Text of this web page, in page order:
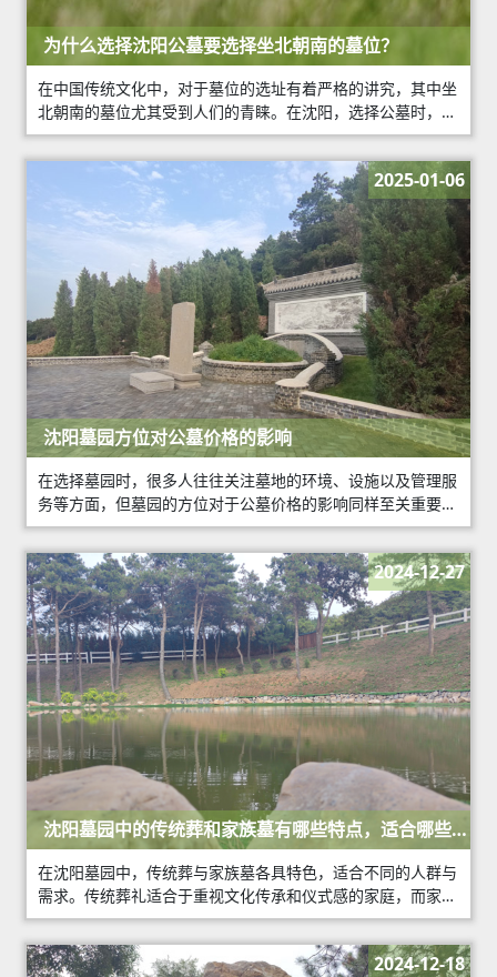
为什么选择沈阳公墓要选择坐北朝南的墓位？
在中国传统文化中，对于墓位的选址有着严格的讲究，其中坐
北朝南的墓位尤其受到人们的青睐。在沈阳，选择公墓时，坐
北朝南的墓位更是成为众多人的心仪之地。那么，为什么坐北
朝南的墓位会受到如此重视呢？
沈阳墓园方位对公墓价格的影响
2025-01-06
在选择墓园时，很多人往往关注墓地的环境、设施以及管理服
务等方面，但墓园的方位对于公墓价格的影响同样至关重要。
沈阳作为东北地区的重要城市，人口稠密，土地资源紧张，墓
地的价格因其方位而异，形成了不同的价格
沈阳墓园中的传统葬和家族墓有哪些特点，适合哪些人
群？
2024-12-27
在沈阳墓园中，传统葬与家族墓各具特色，适合不同的人群与
需求。传统葬礼适合于重视文化传承和仪式感的家庭，而家族
墓则为那些希望团结家族、传承历史的人提供了一个理想的选
择。
2024-12-18